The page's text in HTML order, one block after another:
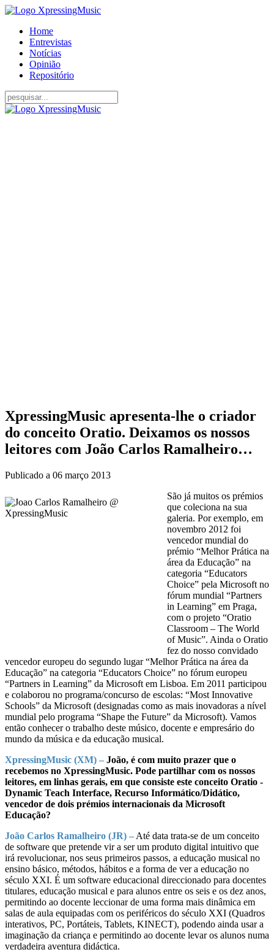
Home
Entrevistas
Notícias
Opinião
Repositório
XpressingMusic apresenta-lhe o criador
do conceito Oratio. Deixamos os nossos
leitores com João Carlos Ramalheiro…
Publicado a 06 março 2013
São já muitos os prémios
que coleciona na sua
galeria. Por exemplo, em
novembro 2012 foi
vencedor mundial do
prémio “Melhor Prática na
área da Educação” na
categoria “Educators
Choice” pela Microsoft no
fórum mundial “Partners
in Learning” em Praga,
com o projeto “Oratio
Classroom – The World
of Music”. Ainda o Oratio
fez do nosso convidado
vencedor europeu do segundo lugar “Melhor Prática na área da
Educação” na categoria “Educators Choice” no fórum europeu
“Partners in Learning” da Microsoft em Lisboa. Em 2011 participou
e colaborou no programa/concurso de escolas: “Most Innovative
Schools” da Microsoft (designadas como as mais inovadoras a nível
mundial pelo programa “Shape the Future” da Microsoft). Vamos
então conhecer o trabalho deste músico, docente e empresário do
mundo da música e da educação musical.
XpressingMusic (XM) – João, é com muito prazer que o
recebemos no XpressingMusic. Pode partilhar com os nossos
leitores, em linhas gerais, em que consiste este conceito Oratio -
Dynamic Teach Interface, Recurso Informático/Didático,
vencedor de dois prémios internacionais da Microsoft
Educação?
João Carlos Ramalheiro (JR) – Até data trata-se de um conceito
de software que pretende vir a ser um produto digital intuitivo que
irá revolucionar, nos seus primeiros passos, a educação musical no
ensino básico, métodos, hábitos e a forma de ver a educação no
século XXI. É um software educacional direccionado para docentes
titulares, educação musical e para alunos entre os seis e os dez anos,
permitindo ao docente leccionar de uma forma mais dinâmica em
salas de aula equipadas com os periféricos do século XXI (Quadros
interativos, PC, Portáteis, Tablets, KINECT), podendo ainda usar a
imaginação da criança e permitindo ao docente levar os alunos numa
verdadeira aventura didáctica.